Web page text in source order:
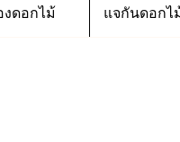
งดอกไม้ แจกันดอกไ